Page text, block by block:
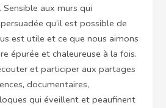
aux murs qui
qu’il est possible de
est utile et ce que nous aimons
épurée et chaleureuse à la fois.
et participer aux partages
documentaires,
qui éveillent et peaufinent